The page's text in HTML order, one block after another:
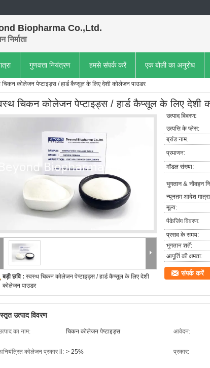
Biopharma Co.,Ltd.
गुणवत्ता नियंत्रण हमसे संपर्क करें एक बोली का अनुरोध
चिकन कोलेजन पेप्टाइड्स / हार्ड कैप्सूल के लिए देशी कोलेजन पाउडर
चिकन कोलेजन पेप्टाइड्स / हार्ड कैप्सूल के लिए देशी
बड़ी छवि : स्वस्थ चिकन कोलेजन पेप्टाइड्स / हार्ड कैप्सूल के लिए देशी
कोलेजन पाउडर
उत्पाद विवरण:
उत्पत्ति के प्लेस:
ब्रांड नाम:
प्रमाणन:
मॉडल संख्या:
भुगतान & नौवहन
न्यूनतम आदेश
मूल्य:
पैकेजिंग विवरण:
प्रसव के समय:
भुगतान शर्तें:
आपूर्ति की क्षमता:
संपर्क करें
उत्पाद विवरण
का नाम: चिकन कोलेजन पेप्टाइड्स आवेदन:
कोलेजन प्रकार ii: > 25% प्रकार: